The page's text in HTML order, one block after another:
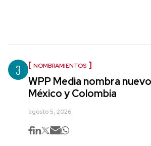
3 NOMBRAMIENTOS
WPP Media nombra
México y Colombia
agosto 5, 2026